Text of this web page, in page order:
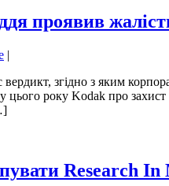
проявив
|
згідно з яким
цього року Kodak про
Research